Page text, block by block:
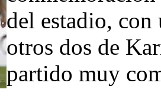
del estadio,
otros dos de
partido muy